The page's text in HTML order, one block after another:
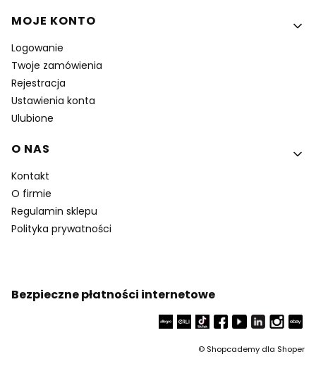
MOJE KONTO
Logowanie
Twoje zamówienia
Rejestracja
Ustawienia konta
Ulubione
O NAS
Kontakt
O firmie
Regulamin sklepu
Polityka prywatności
Bezpieczne płatności internetowe
© Shopcademy dla Shoper